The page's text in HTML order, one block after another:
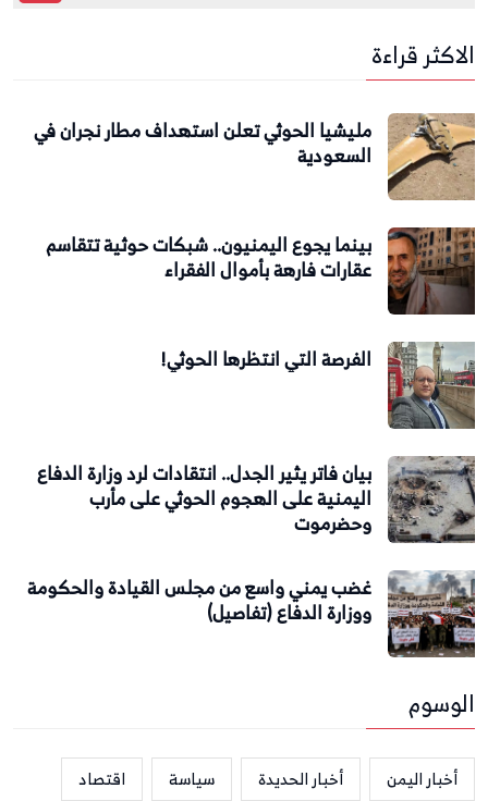
الاكثر قراءة
مليشيا الحوثي تعلن استهداف مطار نجران في
السعودية
بينما يجوع اليمنيون.. شبكات حوثية تتقاسم
عقارات فارهة بأموال الفقراء
الفرصة التي انتظرها الحوثي!
بيان فاتر يثير الجدل.. انتقادات لرد وزارة الدفاع
اليمنية على الهجوم الحوثي على مأرب
وحضرموت
غضب يمني واسع من مجلس القيادة والحكومة
ووزارة الدفاع (تفاصيل)
الوسوم
أخبار اليمن أخبار الحديدة سياسة
اقتصاد